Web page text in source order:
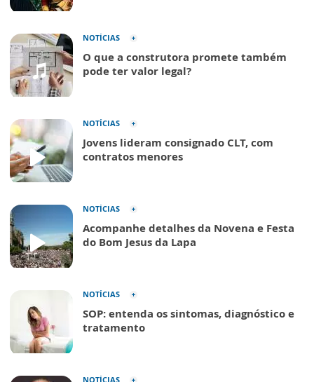
NOTÍCIAS
O que a construtora promete também
pode ter valor legal?
NOTÍCIAS
Jovens lideram consignado CLT, com
contratos menores
NOTÍCIAS
Acompanhe detalhes da Novena e Festa
do Bom Jesus da Lapa
NOTÍCIAS
SOP: entenda os sintomas, diagnóstico e
tratamento
NOTÍCIAS